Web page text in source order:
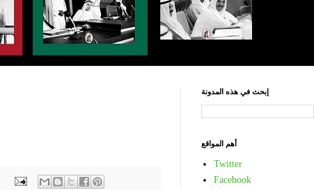
إبحث في هذه المدونة
أهم المواقع
Twitter
Facebook